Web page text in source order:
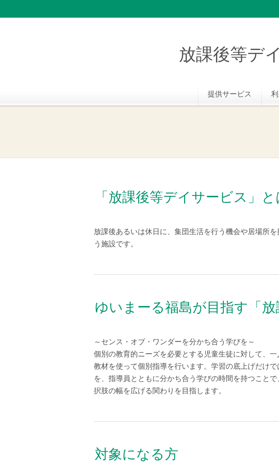
放課後等デ
提供サービス
「放課後等デイサービス」と
放課後あるいは休日に、集団生活を行う機会や居場所
う施設です。
ゆいまーる福島が目指す「放
～センス・オブ・ワンダーを分かち合う学びを～
個別の教育的ニーズを必要とする児童生徒に対して、
教材を使って個別指導を行います。学習の底上げだけ
を、指導員とともに分かち合う学びの時間を持つこと
択肢の幅を広げる関わりを目指します。
対象になる方